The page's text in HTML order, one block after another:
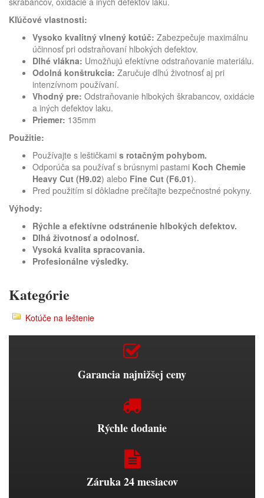
Kľúčové vlastnosti:
Vysoko kvalitný vlnený kotúč: Zabezpečuje maximálnu
účinnosť pri odstraňovaní hlbokých defektov.
Dlhé vlákna: Umožňujú efektívne odstraňovanie materiálu.
Odolná konštrukcia: Zaručuje dlhú životnosť aj pri
intenzívnom používaní.
Vhodný pre: Odstraňovanie hlbokých škrabancov, oxidácie
a iných defektov laku.
Priemer: 135mm
Použitie:
Používajte s leštičkami s rotačným pohybom.
Odporúča sa používať s brúsnymi pastami Koch Chemie
Heavy Cut (H9.02) alebo Fine Cut (F6.01).
Pred použitím si dôkladne prečítajte bezpečnostné pokyny.
Výhody:
Rýchle a efektívne odstránenie hlbokých defektov.
Dlhá životnosť a odolnosť.
Vysoká kvalita spracovania.
Profesionálne výsledky.
Kategórie
Kotúče na leštenie
Garancia najnižšej ceny
Rýchle dodanie
Záruka 24 mesiacov